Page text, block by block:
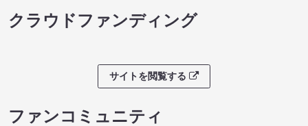
クラウドファンディング
サイトを閲覧する
ファンコミュニティ